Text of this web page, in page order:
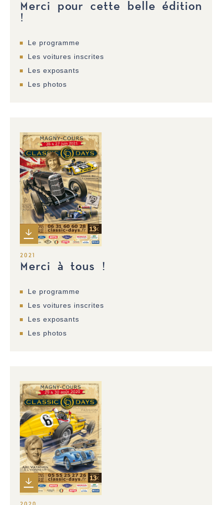
Merci pour cette belle édition
!
Le programme
Les voitures inscrites
Les exposants
Les photos
2021
Merci à tous !
Le programme
Les voitures inscrites
Les exposants
Les photos